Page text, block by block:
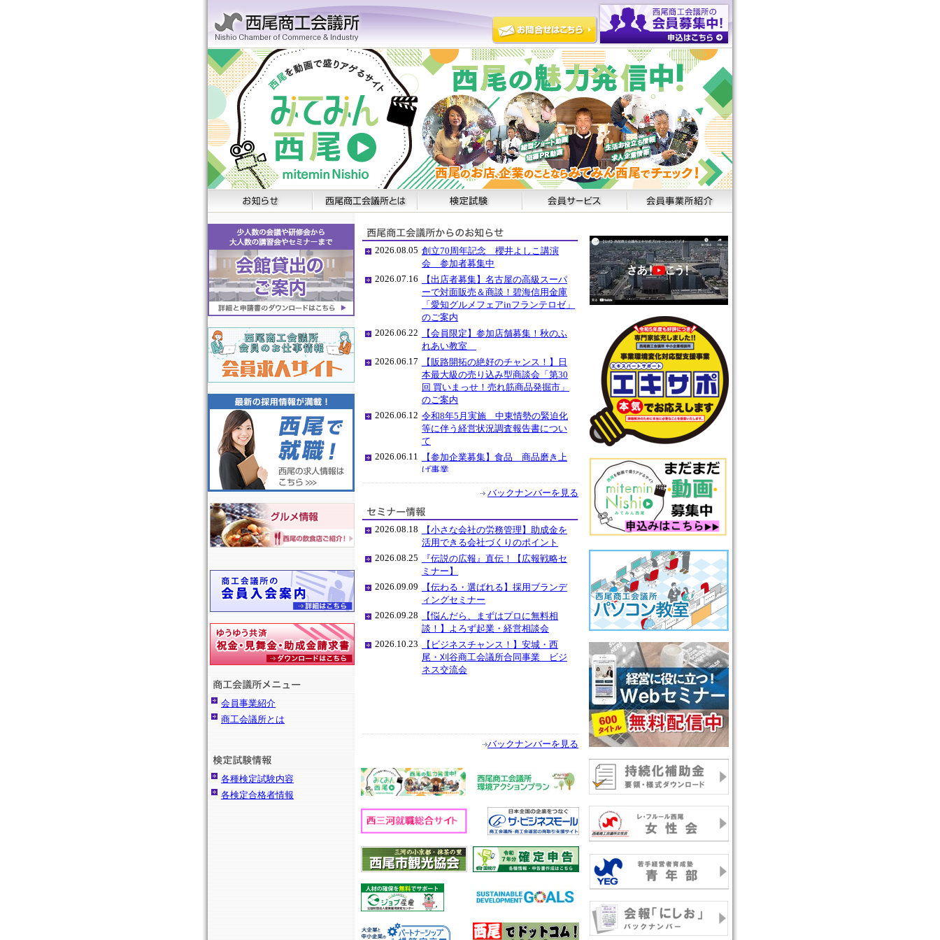
会員事業紹介
商工会議所とは
各種検定試験内容
各検定合格者情報
2026.08.05 創立70周年記念 櫻井よしこ講演
会 参加者募集中
2026.07.16
【出店者募集】名古屋の高級スーパ
ーで対面販売＆商談！碧海信用金庫
「愛知グルメフェアinフランテロゼ」
のご案内
2026.06.22
【会員限定】参加店舗募集！秋のふ
れあい教室
2026.06.17
【販路開拓の絶好のチャンス！】日
本最大級の売り込み型商談会「第30
回 買いまっせ！売れ筋商品発掘市」
のご案内
2026.06.12 令和8年5月実施 中東情勢の緊迫化
等に伴う経営状況調査報告書につい
て
2026.06.11
【参加企業募集】食品 商品磨き上
げ事業
2026.05.26 【税理士】個別相談会開催中！＜会
員限定・無料＞
2026.04.06 【無料】「知財」出張相談会
2026.03.30
労働保険事務組合【年度更新書類】
平均年次休暇取得率が91.8%に達しま
した。
バックナンバーを見る
2026.08.18
【小さな会社の労務管理】助成金を
活用できる会社づくりのポイント
2026.08.25
『伝説の広報』直伝！【広報戦略セ
ミナー】
2026.09.09
【伝わる・選ばれる】採用ブランデ
ィングセミナー
2026.09.28
【悩んだら、まずはプロに無料相
談！】よろず起業・経営相談会
2026.10.23
【ビジネスチャンス！】安城・西
尾・刈谷商工会議所合同事業 ビジ
ネス交流会
バックナンバーを見る